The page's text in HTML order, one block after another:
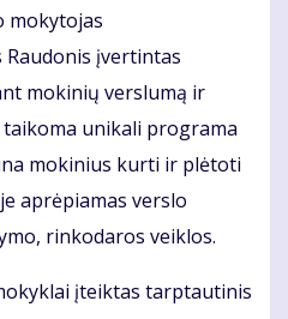
mokytojas
įvertintas
mokinių verslumą ir
unikali programa
mokinius kurti ir plėtoti
aprėpiamas verslo
rinkodaros veiklos.
įteiktas tarptautinis